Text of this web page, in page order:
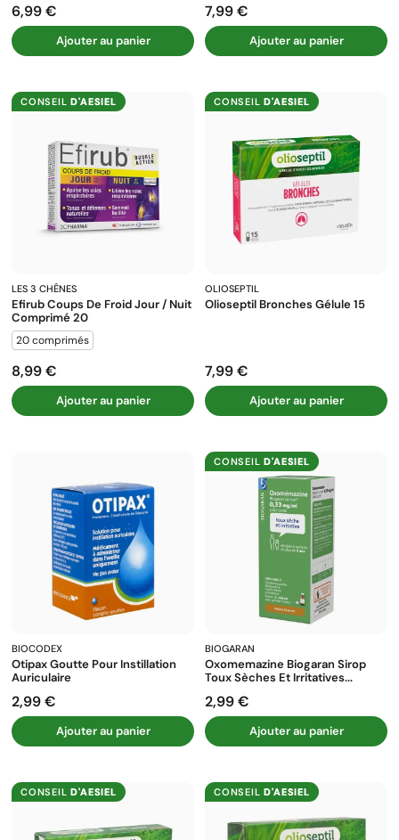
Prix
6,99 €
Ajouter au panier
Prix
7,99 €
Ajouter au panier
CONSEILD'AESIEL
LES 3 CHÊNES
Efirub Coups De Froid Jour / Nuit
Comprimé 20
20 comprimés
Prix
8,99 €
Ajouter au panier
CONSEILD'AESIEL
OLIOSEPTIL
Olioseptil Bronches Gélule 15
Prix
7,99 €
Ajouter au panier
BIOCODEX
Otipax Goutte Pour Instillation
Auriculaire
Prix
2,99 €
Ajouter au panier
CONSEILD'AESIEL
BIOGARAN
Oxomemazine Biogaran Sirop
Toux Sèches Et Irritatives...
Prix
2,99 €
Ajouter au panier
CONSEILD'AESIEL CONSEILD'AESIEL